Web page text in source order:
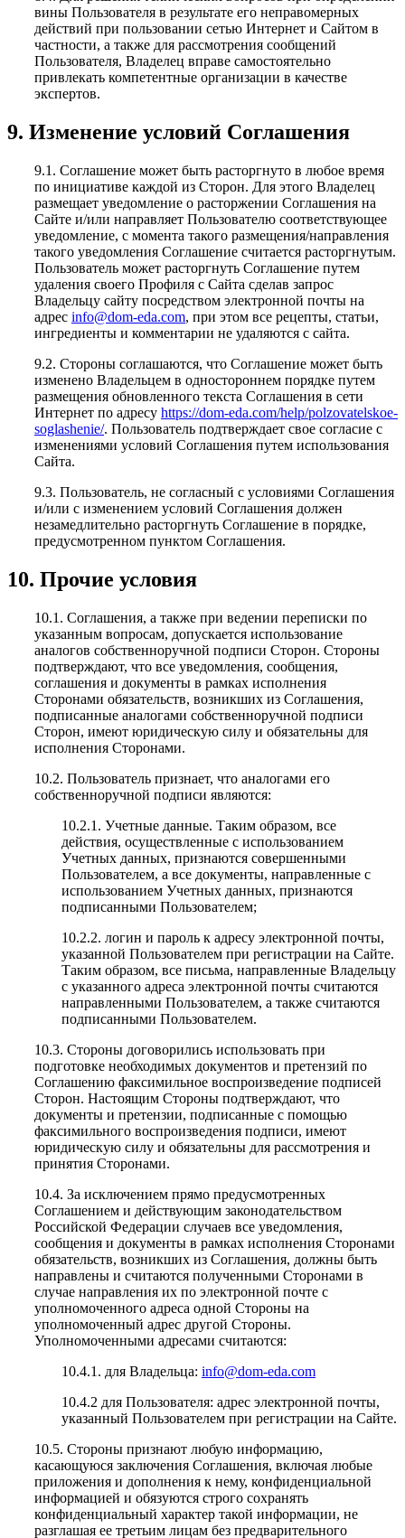
вины Пользователя в результате его неправомерных
действий при пользовании сетью Интернет и Сайтом в
частности, а также для рассмотрения сообщений
Пользователя, Владелец вправе самостоятельно
привлекать компетентные организации в качестве
экспертов.
9. Изменение условий Соглашения
9.1. Соглашение может быть расторгнуто в любое время
по инициативе каждой из Сторон. Для этого Владелец
размещает уведомление о расторжении Соглашения на
Сайте и/или направляет Пользователю соответствующее
уведомление, с момента такого размещения/направления
такого уведомления Соглашение считается расторгнутым.
Пользователь может расторгнуть Соглашение путем
удаления своего Профиля с Сайта сделав запрос
Владельцу сайту посредством электронной почты на
адрес info@dom-eda.com, при этом все рецепты, статьи,
ингредиенты и комментарии не удаляются с сайта.
9.2. Стороны соглашаются, что Соглашение может быть
изменено Владельцем в одностороннем порядке путем
размещения обновленного текста Соглашения в сети
Интернет по адресу https://dom-eda.com/help/polzovatelskoe-
soglashenie/. Пользователь подтверждает свое согласие с
изменениями условий Соглашения путем использования
Сайта.
9.3. Пользователь, не согласный с условиями Соглашения
и/или с изменением условий Соглашения должен
незамедлительно расторгнуть Соглашение в порядке,
предусмотренном пунктом Соглашения.
10. Прочие условия
10.1. Соглашения, а также при ведении переписки по
указанным вопросам, допускается использование
аналогов собственноручной подписи Сторон. Стороны
подтверждают, что все уведомления, сообщения,
соглашения и документы в рамках исполнения
Сторонами обязательств, возникших из Соглашения,
подписанные аналогами собственноручной подписи
Сторон, имеют юридическую силу и обязательны для
исполнения Сторонами.
10.2. Пользователь признает, что аналогами его
собственноручной подписи являются:
10.2.1. Учетные данные. Таким образом, все
действия, осуществленные с использованием
Учетных данных, признаются совершенными
Пользователем, а все документы, направленные с
использованием Учетных данных, признаются
подписанными Пользователем;
10.2.2. логин и пароль к адресу электронной почты,
указанной Пользователем при регистрации на Сайте.
Таким образом, все письма, направленные Владельцу
с указанного адреса электронной почты считаются
направленными Пользователем, а также считаются
подписанными Пользователем.
10.3. Стороны договорились использовать при
подготовке необходимых документов и претензий по
Соглашению факсимильное воспроизведение подписей
Сторон. Настоящим Стороны подтверждают, что
документы и претензии, подписанные с помощью
факсимильного воспроизведения подписи, имеют
юридическую силу и обязательны для рассмотрения и
принятия Сторонами.
10.4. За исключением прямо предусмотренных
Соглашением и действующим законодательством
Российской Федерации случаев все уведомления,
сообщения и документы в рамках исполнения Сторонами
обязательств, возникших из Соглашения, должны быть
направлены и считаются полученными Сторонами в
случае направления их по электронной почте с
уполномоченного адреса одной Стороны на
уполномоченный адрес другой Стороны.
Уполномоченными адресами считаются:
10.4.1. для Владельца: info@dom-eda.com
10.4.2 для Пользователя: адрес электронной почты,
указанный Пользователем при регистрации на Сайте.
10.5. Стороны признают любую информацию,
касающуюся заключения Соглашения, включая любые
приложения и дополнения к нему, конфиденциальной
информацией и обязуются строго сохранять
конфиденциальный характер такой информации, не
разглашая ее третьим лицам без предварительного